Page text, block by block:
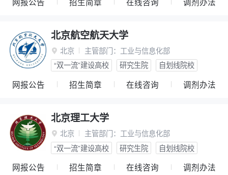
北京航空航天大学
 北京 主管部门： 工业与信息化部
“双一流”建设高校
研究生院 自划线院校
网报公告 招生简章 在线咨询 调剂办法
北京理工大学
 北京 主管部门： 工业与信息化部
“双一流”建设高校
研究生院 自划线院校
网报公告 招生简章 在线咨询 调剂办法